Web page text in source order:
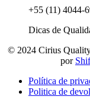
+55 (11) 4044-
Dicas de
© 2024 Cirius
por
Política de
Politica de